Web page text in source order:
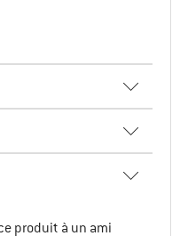
produit à un ami